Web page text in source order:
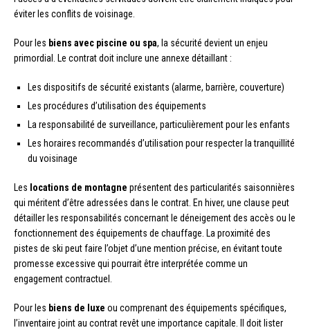
éviter les conflits de voisinage.
Pour les biens avec piscine ou spa, la sécurité devient un enjeu
primordial. Le contrat doit inclure une annexe détaillant :
Les dispositifs de sécurité existants (alarme, barrière, couverture)
Les procédures d’utilisation des équipements
La responsabilité de surveillance, particulièrement pour les enfants
Les horaires recommandés d’utilisation pour respecter la tranquillité
du voisinage
Les locations de montagne présentent des particularités saisonnières
qui méritent d’être adressées dans le contrat. En hiver, une clause peut
détailler les responsabilités concernant le déneigement des accès ou le
fonctionnement des équipements de chauffage. La proximité des
pistes de ski peut faire l’objet d’une mention précise, en évitant toute
promesse excessive qui pourrait être interprétée comme un
engagement contractuel.
Pour les biens de luxe ou comprenant des équipements spécifiques,
l’inventaire joint au contrat revêt une importance capitale. Il doit lister